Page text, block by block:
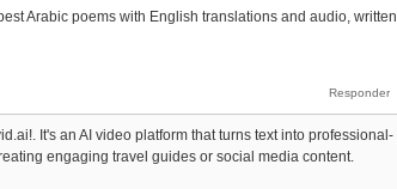
Arabic poems with English translations and audio, written
It's an AI video platform that turns text into professional-
engaging travel guides or social media content.